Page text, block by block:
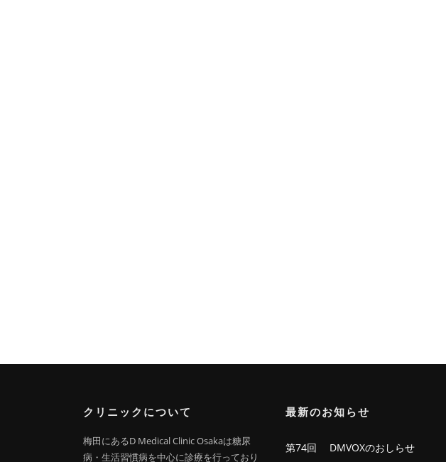
クリニックについて
梅田にあるD Medical Clinic Osakaは糖尿
病・生活習慣病を中心に診療を行っており
最新のお知らせ
第74回 DMVOXのおしらせ